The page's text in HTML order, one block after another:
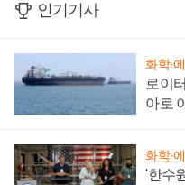
인기기사
화학·
로이
아로
화학·
'한수